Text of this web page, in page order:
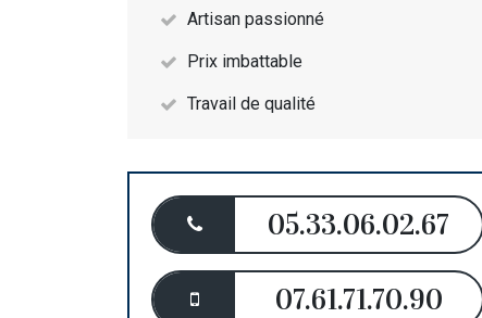
Artisan passionné
Prix imbattable
Travail de qualité
05.33.06.02.67
07.61.71.70.90